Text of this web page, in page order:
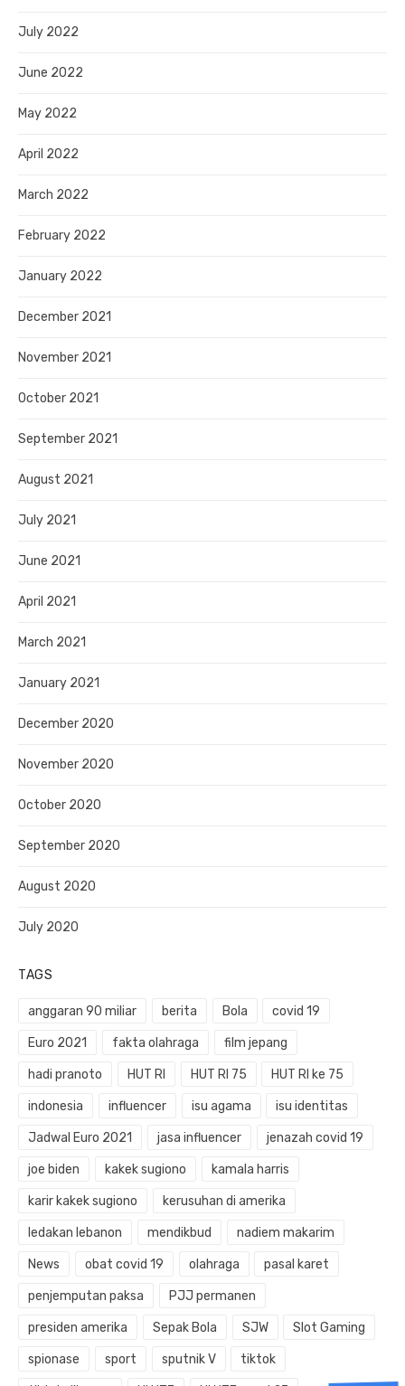
July 2022
June 2022
May 2022
April 2022
March 2022
February 2022
January 2022
December 2021
November 2021
October 2021
September 2021
August 2021
July 2021
June 2021
April 2021
March 2021
January 2021
December 2020
November 2020
October 2020
September 2020
August 2020
July 2020
TAGS
anggaran 90 miliar berita Bola covid 19
Euro 2021 fakta olahraga film jepang
hadi pranoto HUT RI HUT RI 75 HUT RI ke 75
indonesia influencer isu agama isu identitas
Jadwal Euro 2021 jasa influencer jenazah covid 19
joe biden kakek sugiono kamala harris
karir kakek sugiono kerusuhan di amerika
ledakan lebanon mendikbud nadiem makarim
News obat covid 19 olahraga pasal karet
penjemputan paksa PJJ permanen
presiden amerika Sepak Bola SJW Slot Gaming
spionase sport sputnik V tiktok